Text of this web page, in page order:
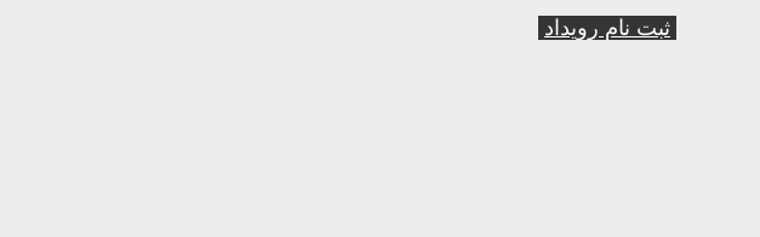
ثبت نام رویداد